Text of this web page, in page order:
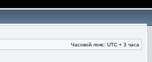
Часовой пояс: UTC + 3 часа